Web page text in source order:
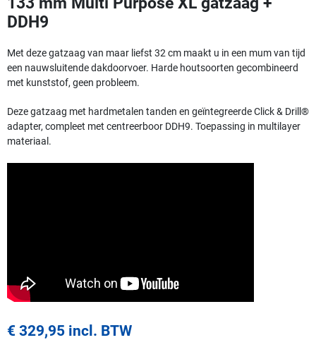
DDH9
Met deze gatzaag van maar liefst 32 cm maakt u in een mum van tijd
een nauwsluitende dakdoorvoer. Harde houtsoorten gecombineerd
met kunststof, geen probleem.
Deze gatzaag met hardmetalen tanden en geïntegreerde Click & Drill®
adapter, compleet met centreerboor DDH9. Toepassing in multilayer
materiaal.
€ 329,95 incl. BTW